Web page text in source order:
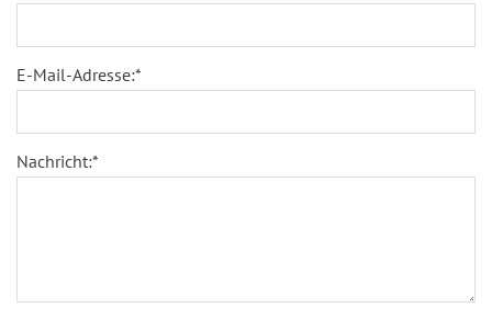
E-Mail-Adresse:*
Nachricht:*